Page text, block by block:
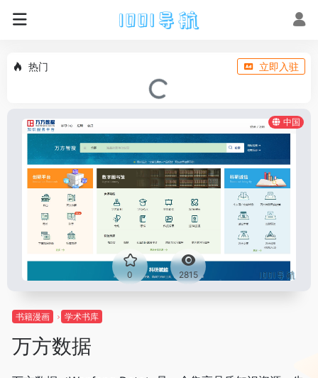
热门 立即入驻
中国
0 2815
书籍漫画 学术书库
万方数据